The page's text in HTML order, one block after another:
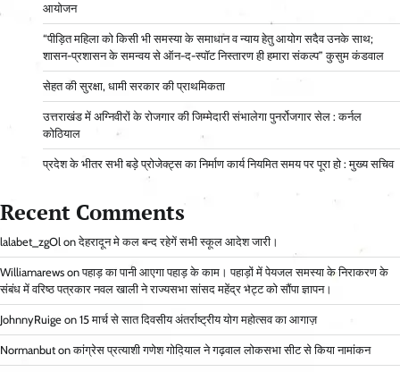
आयोजन
“पीड़ित महिला को किसी भी समस्या के समाधान व न्याय हेतु आयोग सदैव उनके साथ;
शासन-प्रशासन के समन्वय से ऑन-द-स्पॉट निस्तारण ही हमारा संकल्प” कुसुम कंडवाल
सेहत की सुरक्षा, धामी सरकार की प्राथमिकता
उत्तराखंड में अग्निवीरों के रोजगार की जिम्मेदारी संभालेगा पुनर्रोजगार सेल : कर्नल
कोठियाल
प्रदेश के भीतर सभी बड़े प्रोजेक्ट्स का निर्माण कार्य नियमित समय पर पूरा हो : मुख्य सचिव
Recent Comments
lalabet_zgOl onदेहरादून मे कल बन्द रहेगें सभी स्कूल आदेश जारी।
Williamarews onपहाड़ का पानी आएगा पहाड़ के काम। पहाड़ों में पेयजल समस्या के निराकरण के
संबंध में वरिष्ठ पत्रकार नवल खाली ने राज्यसभा सांसद महेंद्र भट्ट को सौंपा ज्ञापन।
JohnnyRuige on 15 मार्च से सात दिवसीय अंतर्राष्ट्रीय योग महोत्सव का आगाज़
Normanbut onकांग्रेस प्रत्याशी गणेश गोदियाल ने गढ़वाल लोकसभा सीट से किया नामांकन